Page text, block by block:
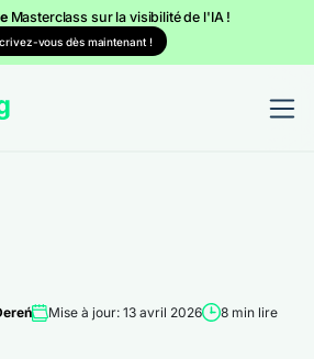
Masterclass sur la visibilité de l'IA !
vous dès maintenant !
Mise à jour: 13 avril 2026 8 min lire